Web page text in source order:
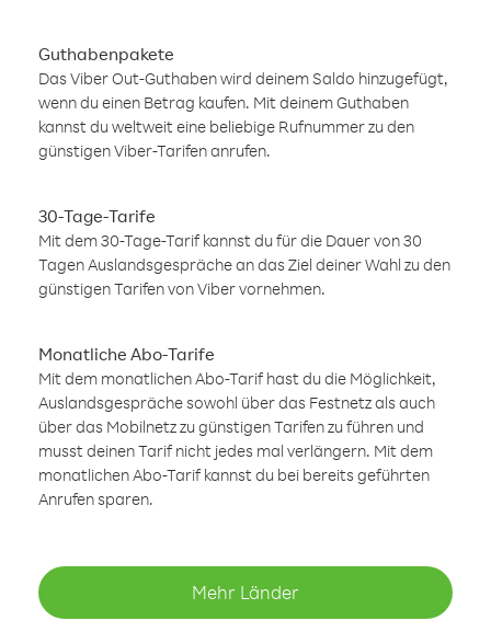
Guthabenpakete
Das Viber Out-Guthaben wird deinem Saldo hinzugefügt,
wenn du einen Betrag kaufen. Mit deinem Guthaben
kannst du weltweit eine beliebige Rufnummer zu den
günstigen Viber-Tarifen anrufen.
30-Tage-Tarife
Mit dem 30-Tage-Tarif kannst du für die Dauer von 30
Tagen Auslandsgespräche an das Ziel deiner Wahl zu den
günstigen Tarifen von Viber vornehmen.
Monatliche Abo-Tarife
Mit dem monatlichen Abo-Tarif hast du die Möglichkeit,
Auslandsgespräche sowohl über das Festnetz als auch
über das Mobilnetz zu günstigen Tarifen zu führen und
musst deinen Tarif nicht jedes mal verlängern. Mit dem
monatlichen Abo-Tarif kannst du bei bereits geführten
Anrufen sparen.
Mehr Länder